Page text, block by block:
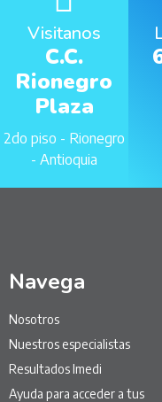
Visitanos
C.C.
Rionegro
Plaza
2do piso - Rionegro
- Antioquia
Navega
Nosotros
Nuestros especialistas
Resultados Imedi
Ayuda para acceder a tus